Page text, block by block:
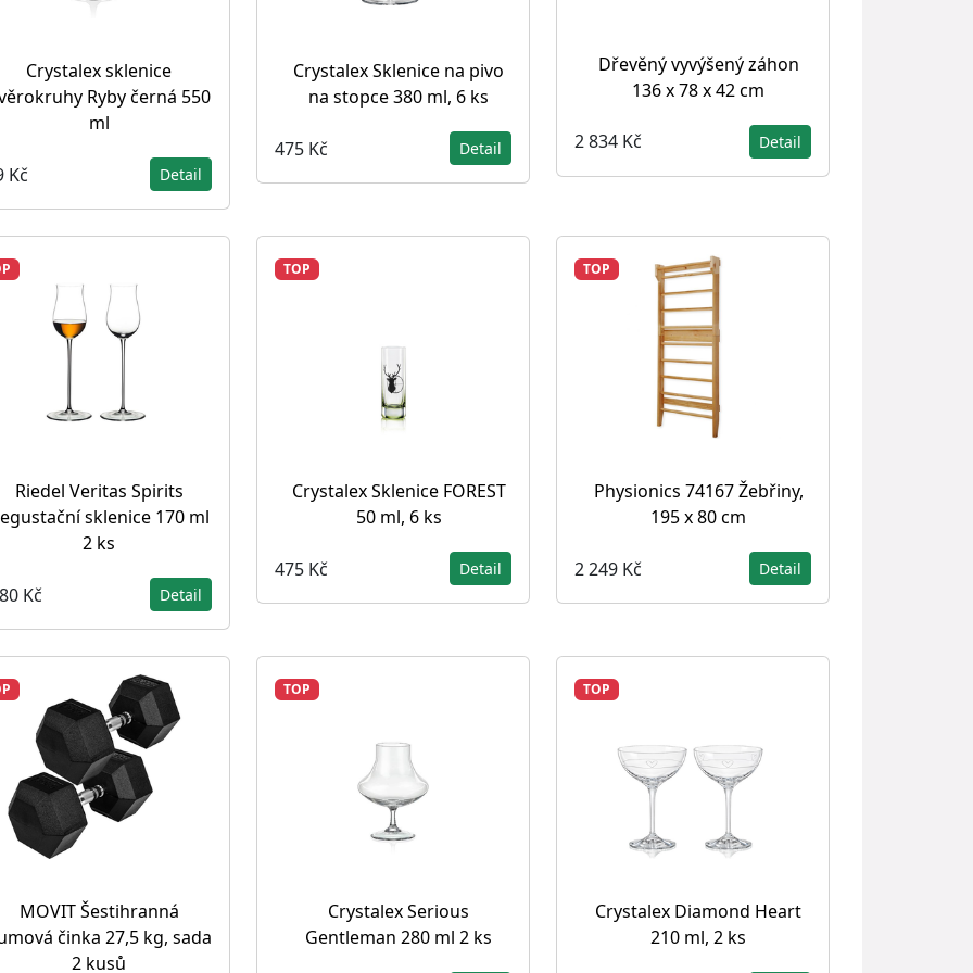
Crystalex sklenice
Ryby černá 550
ml
Kč Detail
Crystalex Sklenice na pivo
na stopce 380 ml, 6 ks
475 Kč Detail
Dřevěný vyvýšený záhon
136 x 78 x 42 cm
2 834 Kč Detail
Riedel Veritas Spirits
sklenice 170 ml
2 ks
Kč Detail
TOP
Crystalex Sklenice FOREST
50 ml, 6 ks
475 Kč Detail
TOP
Physionics 74167 Žebřiny,
195 x 80 cm
2 249 Kč Detail
MOVIT Šestihranná
činka 27,5 kg, sada
2 kusů
TOP
Crystalex Serious
Gentleman 280 ml 2 ks
TOP
Crystalex Diamond Heart
210 ml, 2 ks